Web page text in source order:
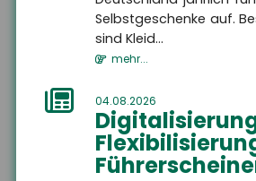
Selbstgeschenke auf.
sind Kleid...
mehr...
04.08.2026
Eine